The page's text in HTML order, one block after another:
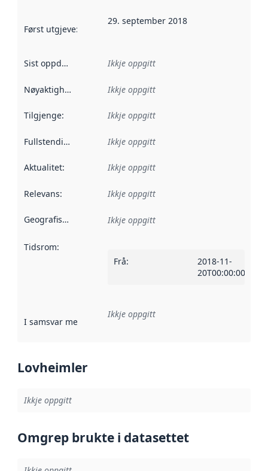
Først utgjeve: Denne datoen seier når dataa i dette
29. september 2018
Sist oppdatert Ikkje oppgitt
Nøyaktigheit Ikkje oppgitt
Tilgjenge: Ikkje oppgitt
Fullstendigheit Ikkje oppgitt
Aktualitet: Ikkje oppgitt
Relevans: Ikkje oppgitt
Geografisk område Ikkje oppgitt
Tidsrom:
Frå:
2018-11-
20T00:00:00Z
I samsvar med Referanse til ei implementeringsregel eller
Ikkje oppgitt
Lovheimler
Ikkje oppgitt
Omgrep brukte i datasettet